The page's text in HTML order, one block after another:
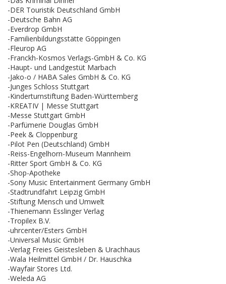
-DER Touristik Deutschland GmbH
-Deutsche Bahn AG
-Everdrop GmbH
-Familienbildungsstätte Göppingen
-Fleurop AG
-Franckh-Kosmos Verlags-GmbH & Co. KG
-Haupt- und Landgestüt Marbach
-Jako-o / HABA Sales GmbH & Co. KG
-Junges Schloss Stuttgart
-Kinderturnstiftung Baden-Württemberg
-KREATIV | Messe Stuttgart
-Messe Stuttgart GmbH
-Parfümerie Douglas GmbH
-Peek & Cloppenburg
-Pilot Pen (Deutschland) GmbH
-Reiss-Engelhorn-Museum Mannheim
-Ritter Sport GmbH & Co. KG
-Shop-Apotheke
-Sony Music Entertainment Germany GmbH
-Stadtrundfahrt Leipzig GmbH
-Stiftung Mensch und Umwelt
-Thienemann Esslinger Verlag
-Tropilex B.V.
-uhrcenter/Esters GmbH
-Universal Music GmbH
-Verlag Freies Geistesleben & Urachhaus
-Wala Heilmittel GmbH / Dr. Hauschka
-Wayfair Stores Ltd.
-Weleda AG